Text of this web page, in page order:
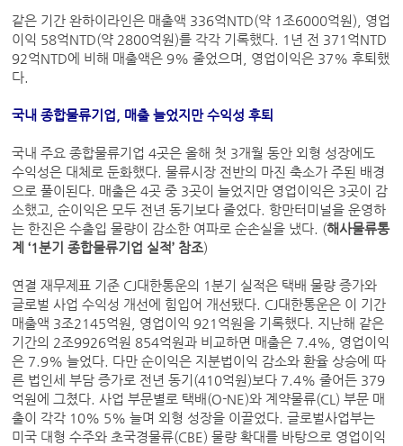
같은 기간 완하이라인은 매출액 336억NTD(약 1조6000억원), 영업
이익 58억NTD(약 2800억원)를 각각 기록했다. 1년 전 371억NTD
92억NTD에 비해 매출액은 9% 줄었으며, 영업이익은 37% 후퇴했
다.
국내 종합물류기업, 매출 늘었지만 수익성 후퇴
국내 주요 종합물류기업 4곳은 올해 첫 3개월 동안 외형 성장에도
수익성은 대체로 둔화했다. 물류시장 전반의 마진 축소가 주된 배경
으로 풀이된다. 매출은 4곳 중 3곳이 늘었지만 영업이익은 3곳이 감
소했고, 순이익은 모두 전년 동기보다 줄었다. 항만터미널을 운영하
는 한진은 수출입 물량이 감소한 여파로 순손실을 냈다. (해사물류통
계 ‘1분기 종합물류기업 실적’ 참조)
연결 재무제표 기준 CJ대한통운의 1분기 실적은 택배 물량 증가와
글로벌 사업 수익성 개선에 힘입어 개선됐다. CJ대한통운은 이 기간
매출액 3조2145억원, 영업이익 921억원을 기록했다. 지난해 같은
기간의 2조9926억원 854억원과 비교하면 매출은 7.4%, 영업이익
은 7.9% 늘었다. 다만 순이익은 지분법이익 감소와 환율 상승에 따
른 법인세 부담 증가로 전년 동기(410억원)보다 7.4% 줄어든 379
억원에 그쳤다. 사업 부문별로 택배(O-NE)와 계약물류(CL) 부문 매
출이 각각 10% 5% 늘며 외형 성장을 이끌었다. 글로벌사업부는
미국 대형 수주와 초국경물류(CBE) 물량 확대를 바탕으로 영업이익